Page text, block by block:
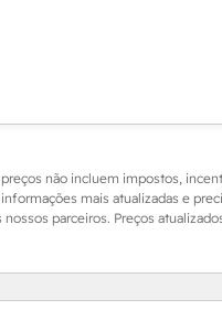
não incluem impostos,
mais atualizadas e
parceiros. Preços